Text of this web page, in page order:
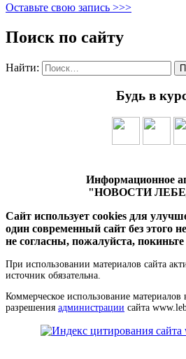
Оставьте свою запись >>>
Поиск по сайту
Найти:
Будь в
Информационное
"НОВОСТИ
Сайт использует cookies для
один современный сайт без этого
не согласны, пожалуйста, покиньте
При использовании материалов сайта
источник обязательна.
Коммерческое использование материалов
разрешения администрации сайта